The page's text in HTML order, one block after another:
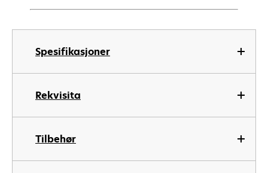
Spesifikasjoner
Rekvisita
Tilbehør